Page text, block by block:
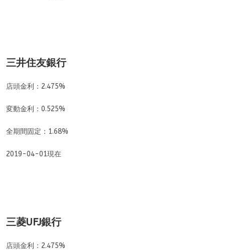
三井住友銀行
店頭金利：2.475%
変動金利：0.525%
全期間固定：1.68%
2019-04-01現在
三菱UFJ銀行
店頭金利：2.475%